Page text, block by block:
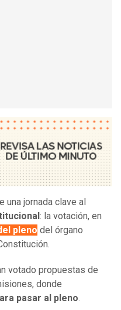
una jornada clave al
: la votación, en
pleno del órgano
votado propuestas de
donde
pasar al pleno.